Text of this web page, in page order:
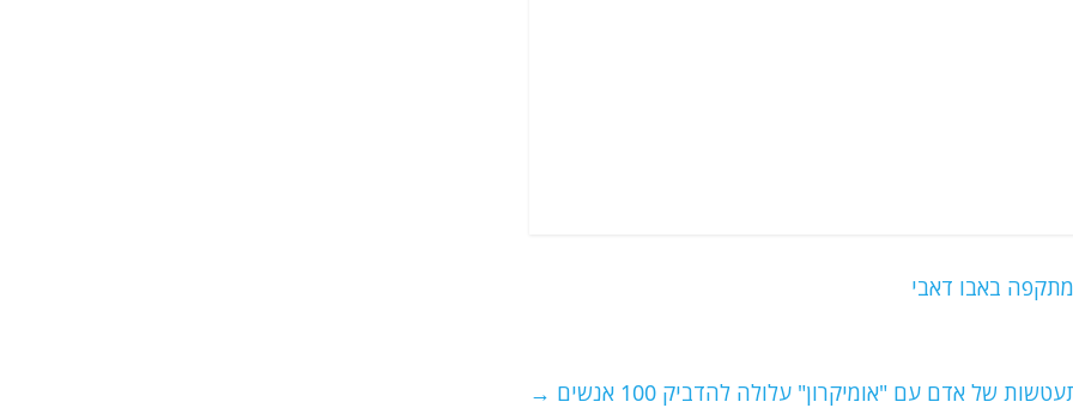
באבו דאבי
של אדם עם "אומיקרון" עלולה להדביק 100 אנשים →